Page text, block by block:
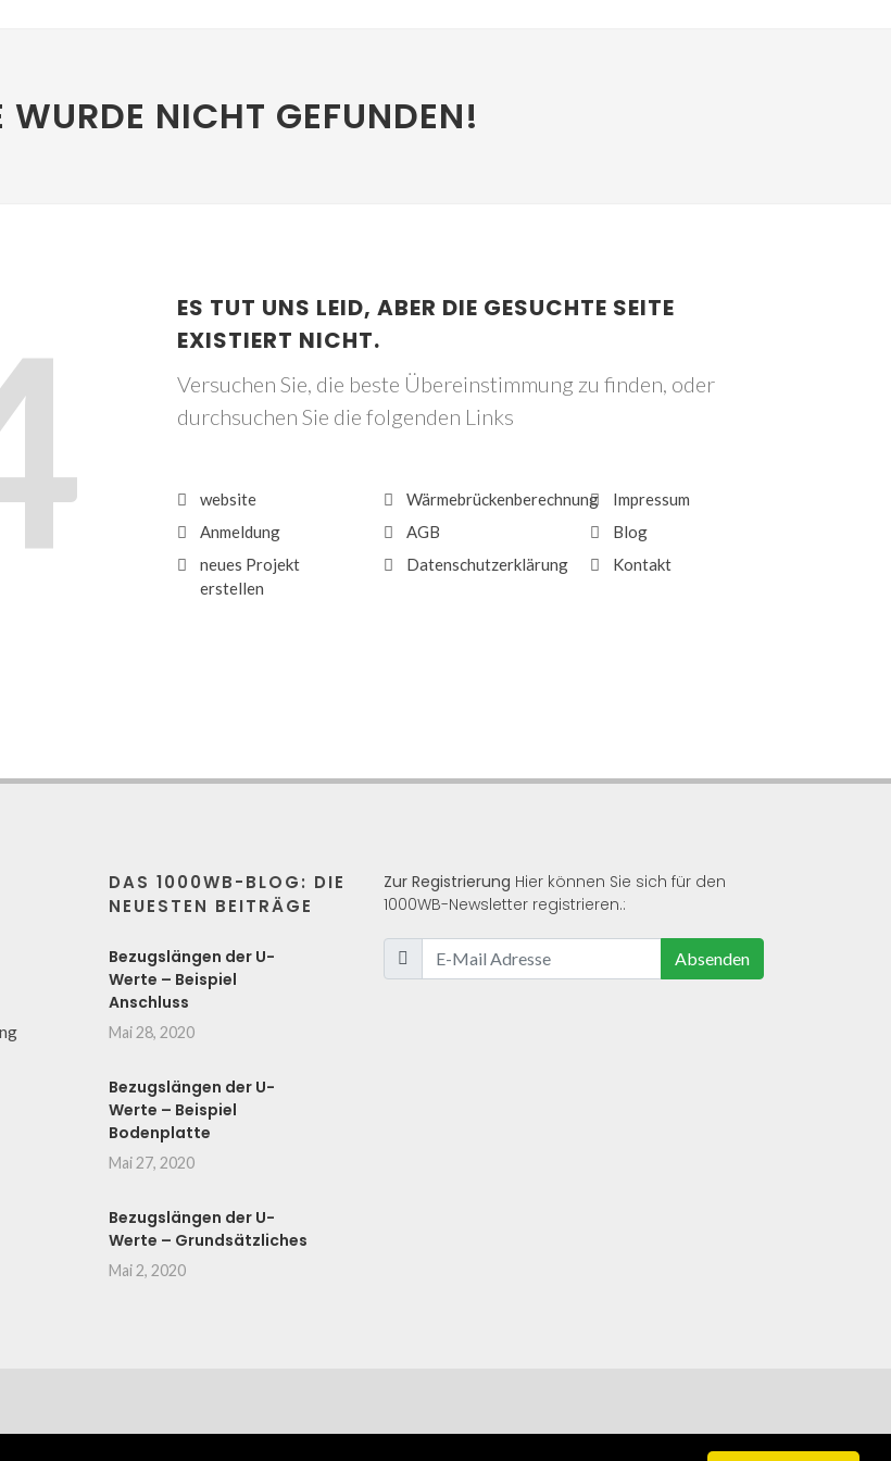
WURDE NICHT GEFUNDEN!
ES TUT UNS LEID, ABER DIE GESUCHTE SEITE
EXISTIERT NICHT.
Versuchen Sie, die beste Übereinstimmung zu finden, oder
durchsuchen Sie die folgenden Links
website
Anmeldung
neues Projekt
erstellen
Wärmebrückenberechnung
AGB
Datenschutzerklärung
Impressum
Blog
Kontakt
DAS 1000WB-BLOG: DIE
NEUESTEN BEITRÄGE
Bezugslängen der U-
Werte – Beispiel
Anschluss
Mai 28, 2020
Bezugslängen der U-
Werte – Beispiel
Bodenplatte
Mai 27, 2020
Bezugslängen der U-
Werte – Grundsätzliches
Mai 2, 2020
Zur Registrierung Hier können Sie sich für den
1000WB-Newsletter registrieren.:
Absenden